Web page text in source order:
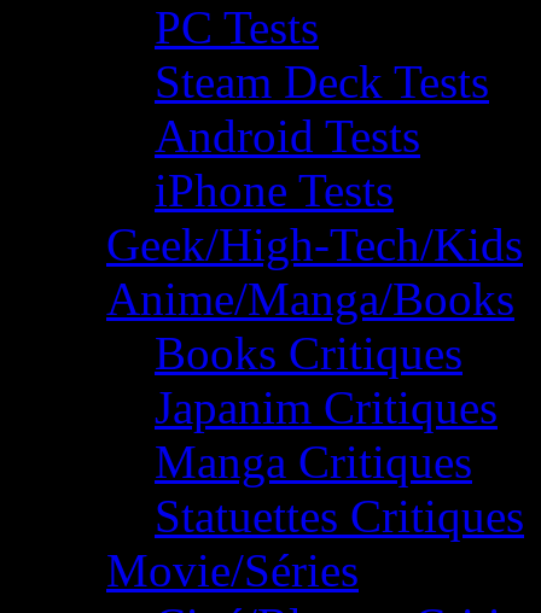
PC Tests
Steam Deck Tests
Android Tests
iPhone Tests
Geek/High-Tech/Kids
Anime/Manga/Books
Books Critiques
Japanim Critiques
Manga Critiques
Statuettes Critiques
Movie/Séries